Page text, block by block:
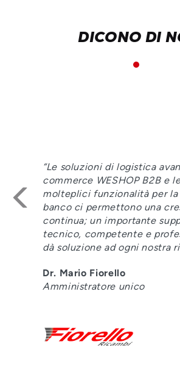
DICONO DI
al
“La
Centro è
delle
danno la
fortemente
di riferimento”
Direttore